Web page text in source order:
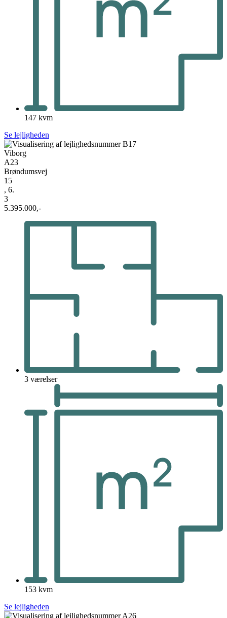
147 kvm
Se lejligheden
Viborg
A23
Brøndumsvej
15
, 6.
3
5.395.000,-
3 værelser
153 kvm
Se lejligheden